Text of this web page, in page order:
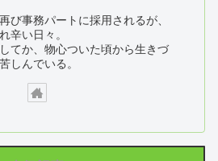
び事務パートに採用されるが、
辛い日々。
てか、物心ついた頃から生きづ
しんでいる。